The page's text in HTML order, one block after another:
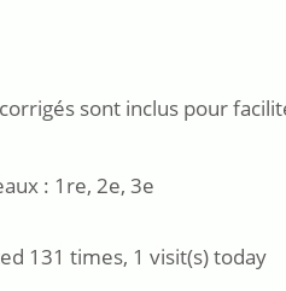
sont inclus pour
: 1re, 2e, 3e
131 times, 1 visit(s) today